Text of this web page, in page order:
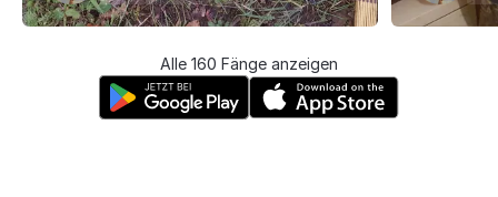
Alle 160 Fänge anzeigen